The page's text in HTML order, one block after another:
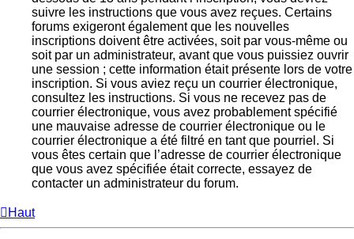
suivre les instructions que vous avez reçues. Certains
forums exigeront également que les nouvelles
inscriptions doivent être activées, soit par vous-même ou
soit par un administrateur, avant que vous puissiez ouvrir
une session ; cette information était présente lors de votre
inscription. Si vous aviez reçu un courrier électronique,
consultez les instructions. Si vous ne recevez pas de
courrier électronique, vous avez probablement spécifié
une mauvaise adresse de courrier électronique ou le
courrier électronique a été filtré en tant que pourriel. Si
vous êtes certain que l’adresse de courrier électronique
que vous avez spécifiée était correcte, essayez de
contacter un administrateur du forum.
Haut